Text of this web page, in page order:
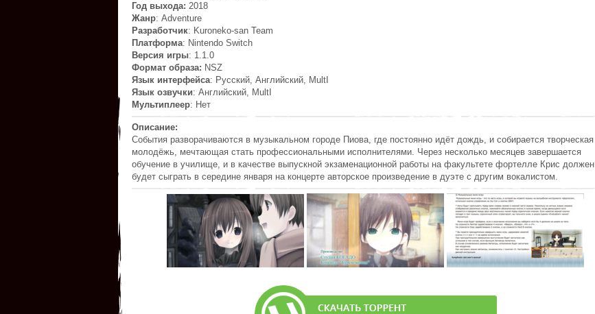
Год выхода: 2018
Жанр: Adventure
Разработчик: Kuroneko-san Team
Платформа: Nintendo Switch
Версия игры: 1.1.0
Формат образа: NSZ
Язык интерфейса: Русский, Английский, MultI
Язык озвучки: Английский, MultI
Мультиплеер: Нет
Описание:
События разворачиваются в музыкальном городе Пиова, где постоянно идёт дождь, и собирается творческая
молодёжь, мечтающая стать профессиональными исполнителями. Через несколько месяцев завершается
обучение в училище, и в качестве выпускной экзаменационной работы на факультете фортелле Крис должен
будет сыграть в середине января на концерте авторское произведение в дуэте с другим вокалистом.